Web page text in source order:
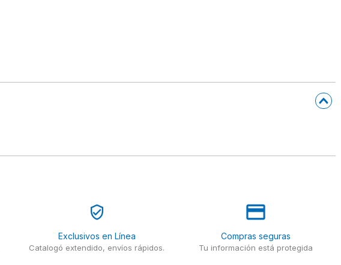
Exclusivos en Línea
Catalogó extendido, envíos rápidos.
Compras seguras
Tu información está protegida